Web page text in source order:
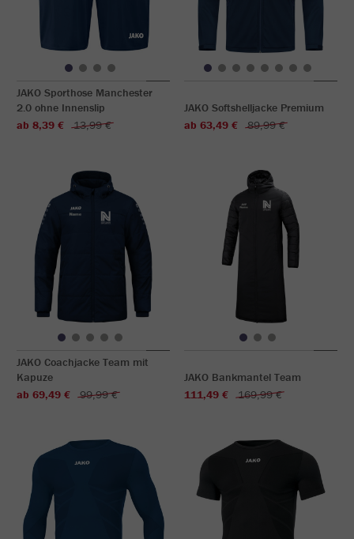
JAKO Sporthose Manchester
2.0 ohne Innenslip
ab 8,39 €
13,99 €
JAKO Softshelljacke Premium
ab 63,49 €
89,99 €
JAKO Coachjacke Team mit
Kapuze
ab 69,49 €
99,99 €
JAKO Bankmantel Team
111,49 €
169,99 €